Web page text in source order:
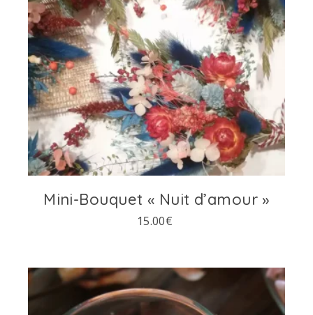
Mini-Bouquet « Nuit d’amour »
15.00€